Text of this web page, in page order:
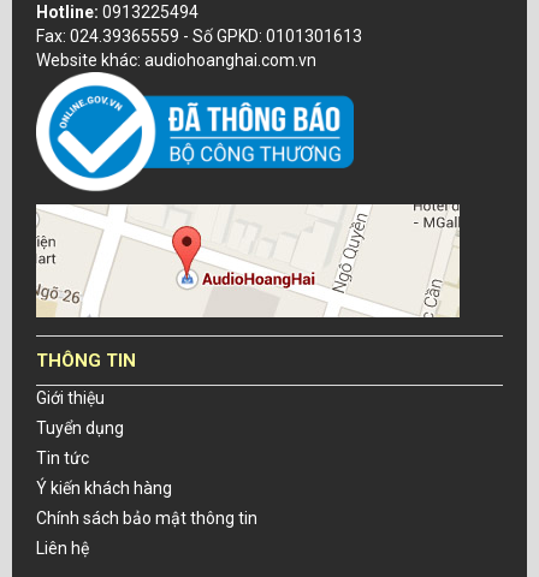
Hotline: 0913225494
Fax: 024.39365559 - Số GPKD: 0101301613
Website khác: audiohoanghai.com.vn
THÔNG TIN
Giới thiệu
Tuyển dụng
Tin tức
Ý kiến khách hàng
Chính sách bảo mật thông tin
Liên hệ